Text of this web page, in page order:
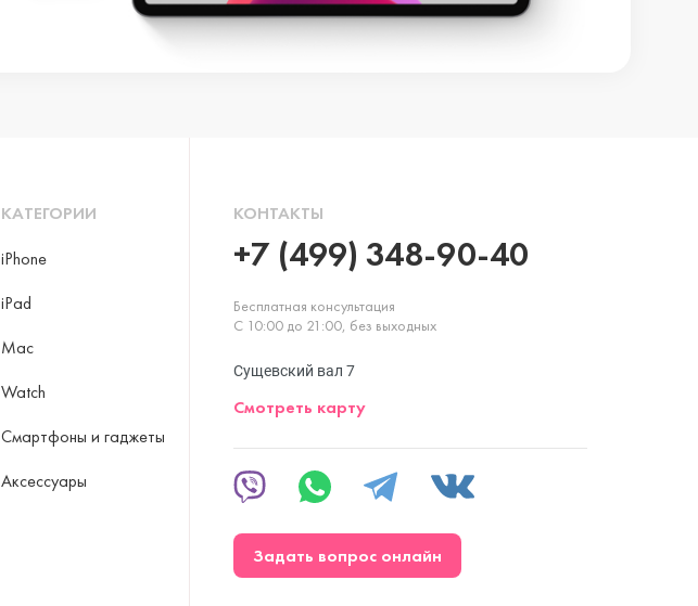
КАТЕГОРИИ
iPhone
iPad
Mac
Watch
Смартфоны и гаджеты
Аксессуары
КОНТАКТЫ
+7 (499) 348-90-40
Бесплатная консультация
С 10:00 до 21:00, без выходных
Сущевский вал 7
Смотреть карту
Задать вопрос онлайн